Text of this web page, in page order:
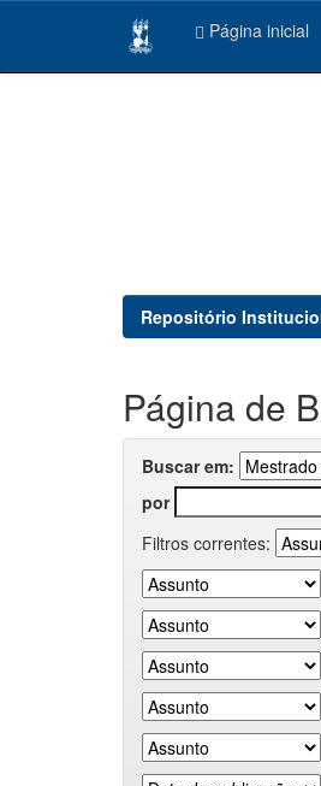
Página inicial
Repositório
Página de
Buscar em:
por
Filtros correntes: